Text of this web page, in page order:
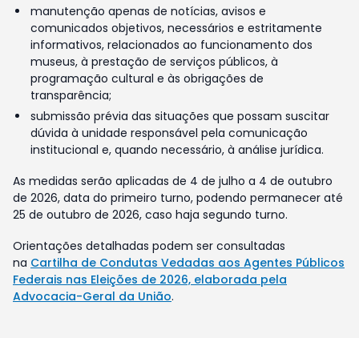
manutenção apenas de notícias, avisos e
comunicados objetivos, necessários e estritamente
informativos, relacionados ao funcionamento dos
museus, à prestação de serviços públicos, à
programação cultural e às obrigações de
transparência;
submissão prévia das situações que possam suscitar
dúvida à unidade responsável pela comunicação
institucional e, quando necessário, à análise jurídica.
As medidas serão aplicadas de 4 de julho a 4 de outubro
de 2026, data do primeiro turno, podendo permanecer até
25 de outubro de 2026, caso haja segundo turno.
Orientações detalhadas podem ser consultadas
na Cartilha de Condutas Vedadas aos Agentes Públicos
Federais nas Eleições de 2026, elaborada pela
Advocacia-Geral da União.